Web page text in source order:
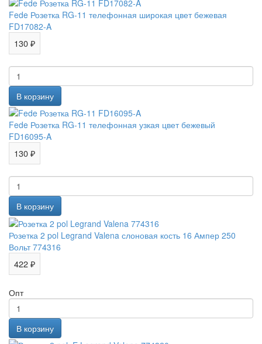
Fede Розетка RG-11 телефонная широкая цвет бежевая
FD17082-A
130 ₽
Fede Розетка RG-11 телефонная узкая цвет бежевый
FD16095-A
130 ₽
Розетка 2 pol Legrand Valena слоновая кость 16 Ампер 250
Вольт 774316
422 ₽
Опт